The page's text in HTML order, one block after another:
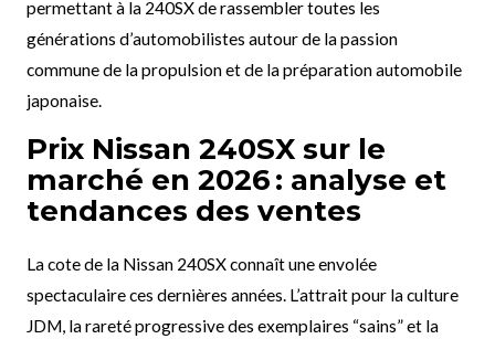
permettant à la 240SX de rassembler toutes les
générations d’automobilistes autour de la passion
commune de la propulsion et de la préparation automobile
japonaise.
Prix Nissan 240SX sur le
marché en 2026 : analyse et
tendances des ventes
La cote de la Nissan 240SX connaît une envolée
spectaculaire ces dernières années. L’attrait pour la culture
JDM, la rareté progressive des exemplaires “sains” et la